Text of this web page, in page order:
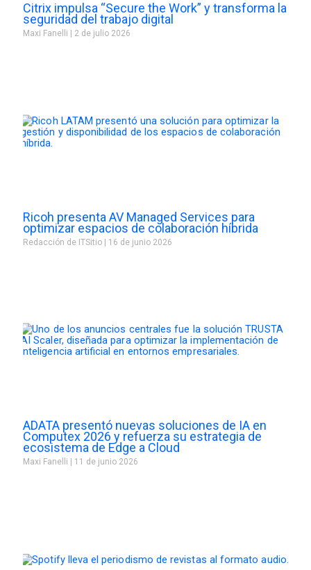
Citrix impulsa “Secure the Work” y transforma la
seguridad del trabajo digital
Maxi Fanelli 2 de julio 2026
Ricoh presenta AV Managed Services para
optimizar espacios de colaboración híbrida
Redacción de ITSitio 16 de junio 2026
ADATA presentó nuevas soluciones de IA en
Computex 2026 y refuerza su estrategia de
ecosistema de Edge a Cloud
Maxi Fanelli 11 de junio 2026